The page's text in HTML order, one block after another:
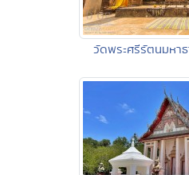
วัดพระศรีรัตนมหา